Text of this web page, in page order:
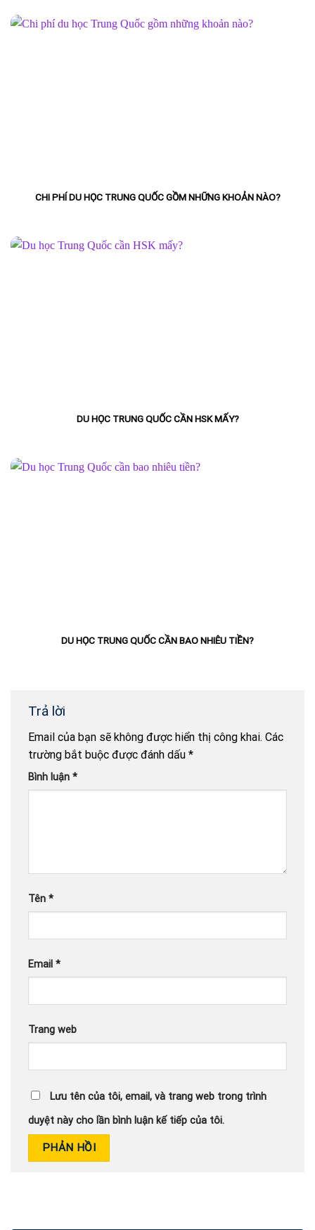
CHI PHÍ DU HỌC TRUNG QUỐC GỒM NHỮNG KHOẢN NÀO?
DU HỌC TRUNG QUỐC CẦN HSK MẤY?
DU HỌC TRUNG QUỐC CẦN BAO NHIÊU TIỀN?
Trả lời
Email của bạn sẽ không được hiển thị công khai. Các
trường bắt buộc được đánh dấu *
Bình luận *
Tên *
Email *
Trang web
Lưu tên của tôi, email, và trang web trong trình
duyệt này cho lần bình luận kế tiếp của tôi.